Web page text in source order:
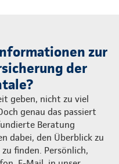
zur
der
geben, nicht zu viel
genau das passiert
Beratung
dabei, den Überblick zu
finden. Persönlich,